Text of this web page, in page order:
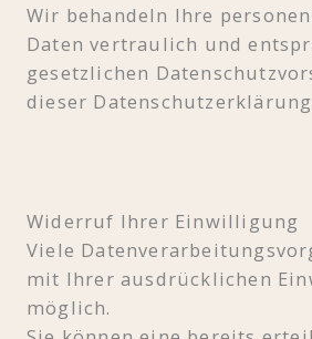
Wir behandeln Ihre
Daten vertraulich und
gesetzlichen
dieser
Widerruf Ihrer Einwilligung
Viele
mit Ihrer ausdrücklichen
möglich.